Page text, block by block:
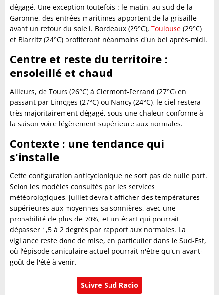
dégagé. Une exception toutefois : le matin, au sud de la
Garonne, des entrées maritimes apportent de la grisaille
avant un retour du soleil. Bordeaux (29°C), Toulouse (29°C)
et Biarritz (24°C) profiteront néanmoins d'un bel après-midi.
Centre et reste du territoire :
ensoleillé et chaud
Ailleurs, de Tours (26°C) à Clermont-Ferrand (27°C) en
passant par Limoges (27°C) ou Nancy (24°C), le ciel restera
très majoritairement dégagé, sous une chaleur conforme à
la saison voire légèrement supérieure aux normales.
Contexte : une tendance qui
s'installe
Cette configuration anticyclonique ne sort pas de nulle part.
Selon les modèles consultés par les services
météorologiques, juillet devrait afficher des températures
supérieures aux moyennes saisonnières, avec une
probabilité de plus de 70%, et un écart qui pourrait
dépasser 1,5 à 2 degrés par rapport aux normales. La
vigilance reste donc de mise, en particulier dans le Sud-Est,
où l'épisode caniculaire actuel pourrait n'être qu'un avant-
goût de l'été à venir.
Suivre Sud Radio